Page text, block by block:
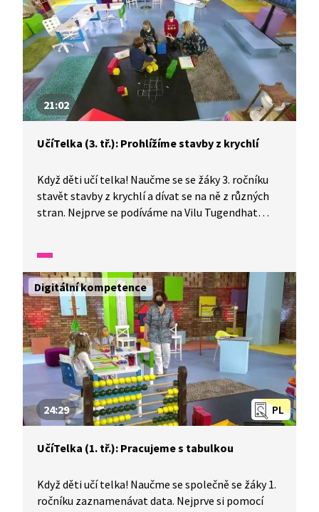
21:02
UčíTelka (3. tř.): Prohlížíme stavby z krychlí
Když děti učí telka! Naučme se se žáky 3. ročníku
stavět stavby z krychlí a dívat se na ně z různých
stran. Nejprve se podíváme na Vilu Tugendhat
Digitální kompetence
PL
24:29
UčíTelka (1. tř.): Pracujeme s tabulkou
Když děti učí telka! Naučme se společně se žáky 1.
ročníku zaznamenávat data. Nejprve si pomocí